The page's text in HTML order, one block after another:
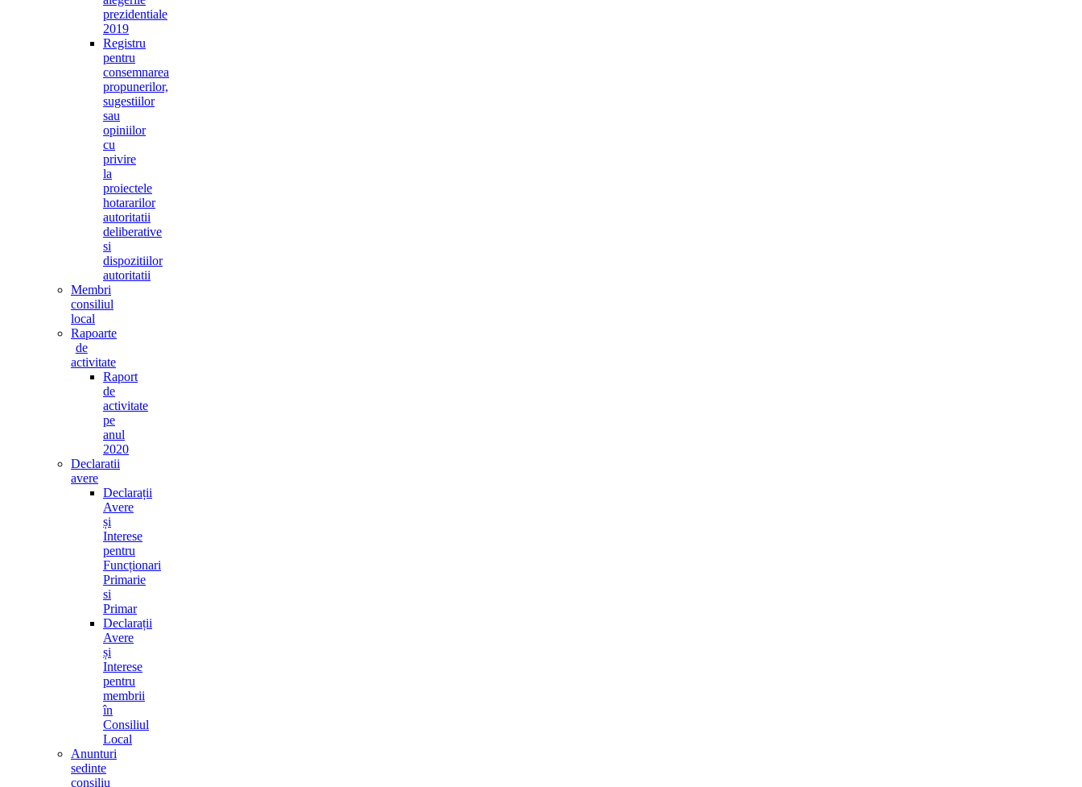
prezidentiale
2019
Registru
pentru
consemnarea
propunerilor,
sugestiilor
sau
opiniilor
cu
privire
la
proiectele
hotararilor
autoritatii
deliberative
si
dispozitiilor
autoritatii
Membri
consiliul
local
Rapoarte
de
activitate
Raport
de
activitate
pe
anul
2020
Declaratii
avere
Declarații
Avere
și
Interese
pentru
Funcționari
Primarie
si
Primar
Declarații
Avere
și
Interese
pentru
membrii
în
Consiliul
Local
Anunturi
sedinte
consiliu